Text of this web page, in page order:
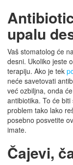
upalu
Vaš stomatolog će
desni. Ukoliko jeste
terapiju. Ako je tek
neće savetovati
već ozbiljna, onda
antibiotika. To će
problem tako lako
posebno posvetite
imate.
Čajevi,